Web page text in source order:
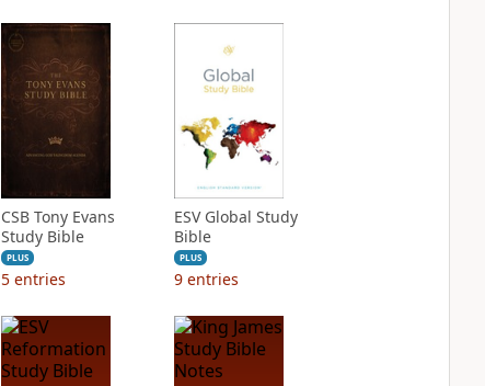
CSB Tony Evans
Study Bible
PLUS
5 entries
ESV Global Study
Bible
PLUS
9 entries